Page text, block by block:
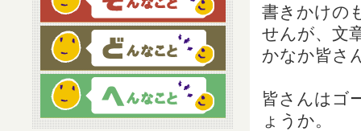
書きかけの
せんが、文
かなか皆さ
皆さんはゴ
ょうか。